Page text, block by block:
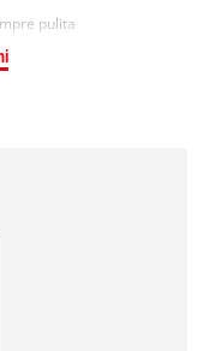
pulita